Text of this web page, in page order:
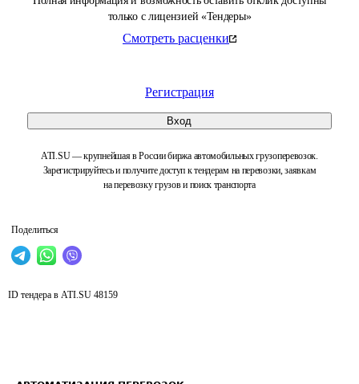
только с лицензией «Тендеры»
Смотреть расценки
Регистрация
Вход
ATI.SU — крупнейшая в России биржа автомобильных грузоперевозок.
Зарегистрируйтесь и получите доступ к тендерам на перевозки, заявкам
на перевозку грузов и поиск транспорта
Поделиться
ID тендера в ATI.SU 48159